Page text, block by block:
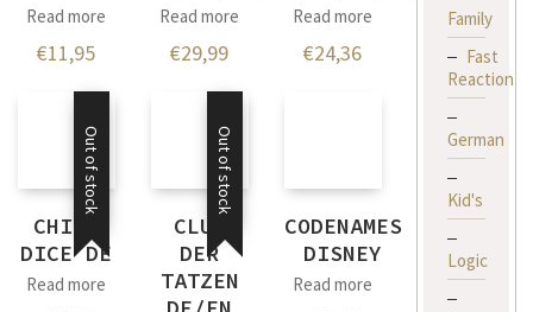
Read more
€11,95
Read more
€29,99
Read more
€24,36
Out of stock
CHILI
DICE DE
Read more
Out of stock
CLUB
DER
TATZEN
CODENAMES
DISNEY
Read more
Family
Fast
Reaction
German
Kid's
Logic